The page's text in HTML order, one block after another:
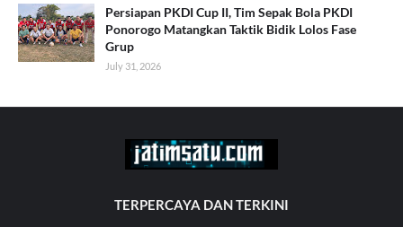
Persiapan PKDI Cup II, Tim Sepak Bola PKDI
Ponorogo Matangkan Taktik Bidik Lolos Fase
Grup
July 31, 2026
TERPERCAYA DAN TERKINI